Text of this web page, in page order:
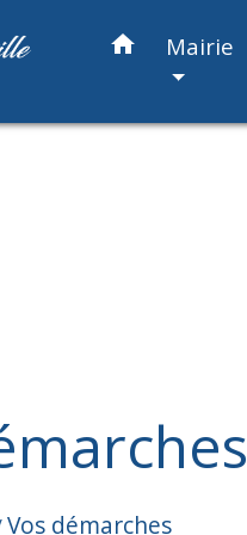
home Mairie
Vos démarches